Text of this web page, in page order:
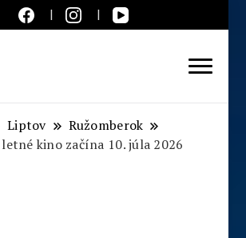
Slovensko
Liptov
Ružomberok
kino začína 10. júla 2026